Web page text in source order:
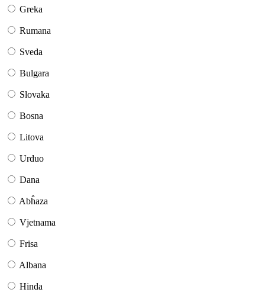
Greka
Rumana
Sveda
Bulgara
Slovaka
Bosna
Litova
Urduo
Dana
Abĥaza
Vjetnama
Frisa
Albana
Hinda